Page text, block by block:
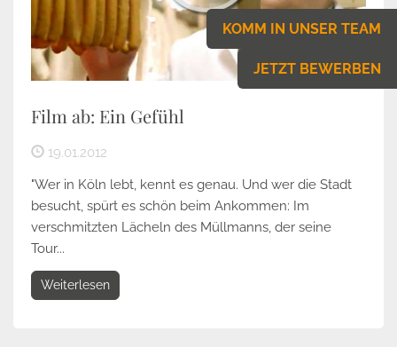
Film ab: Ein Gefühl
19.01.2012
"Wer in Köln lebt, kennt es genau. Und wer die Stadt
besucht, spürt es schön beim Ankommen: Im
verschmitzten Lächeln des Müllmanns, der seine
Tour...
Weiterlesen
KOMM IN UNSER TEAM
JETZT BEWERBEN